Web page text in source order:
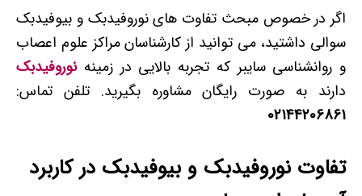
اگر در خصوص مبحث تفاوت های نوروفیدبک و بیوفیدبک
سوالی داشتید، می توانید از کارشناسان مراکز علوم اعصاب
و روانشناسی سایبر که تجربه بالایی در زمینهنوروفیدبک
دارند به صورت رایگان مشاوره بگیرید. تلفن تماس:
02144206861
تفاوت نوروفیدبک و بیوفیدبک در کاربرد